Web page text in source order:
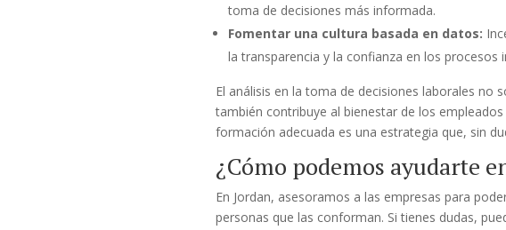
toma de decisiones más informada.
Fomentar una cultura basada en datos:
la transparencia y la confianza en los procesos
El análisis en la toma de decisiones laborales no
también contribuye al bienestar de los
formación adecuada es una estrategia que, sin
¿Cómo podemos ayudarte
En Jordan, asesoramos a las empresas para
personas que las conforman. Si tienes dudas,